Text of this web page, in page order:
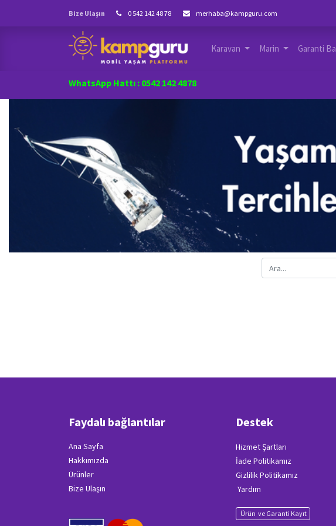
Bize Ulaşın 0 542 142 48 78 merhaba@kampguru.com
Karavan Marin Garanti
WhatsApp Hattı : 0542 142 4878
Faydalı bağlantılar
Ana Sayfa
Hakkımızda
Ürünler
Bize Ulaşın
Destek
Hizmet Şartları
İade Politikamız
Gizlilik Politikamız
Yardım
Ürün ve Garanti Kayıt